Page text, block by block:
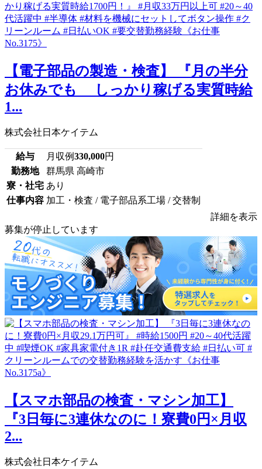
【電子部品の製造・検査】 『月の半分
お休みでも しっかり稼げる実質時給
1...
株式会社日本ケイテム
給与 月収例330,000円
勤務地
群馬県 高崎市
寮・社宅 あり
仕事内容 加工・検査 / 電子部品系工場 / 交替制
詳細を表示
募集が停止しています
【スマホ部品の検査・マシン加工】
『3日毎に3連休なのに！寮費0円×月収
2...
株式会社日本ケイテム